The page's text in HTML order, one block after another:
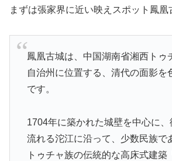
まずは張家界に近い映えスポット鳳凰
鳳凰古城は、中国湖南省湘西トゥ
自治州に位置する、清代の面影を
です。
1704年に築かれた城壁を中心に
流れる沱江に沿って、少数民族で
トゥチャ族の伝統的な高床式建築